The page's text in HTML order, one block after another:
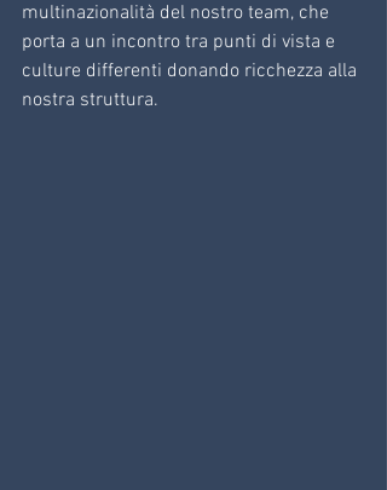
multinazionalità del nostro team, che
porta a un incontro tra punti di vista e
culture differenti donando ricchezza alla
nostra struttura.